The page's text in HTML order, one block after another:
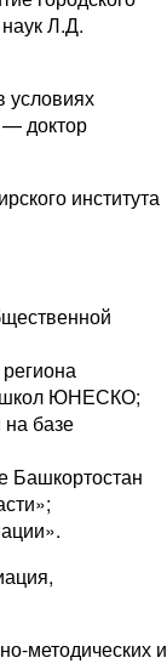
Л.Д.
условиях
— доктор
института
школ ЮНЕСКО;
базе
Башкортостан
методических и